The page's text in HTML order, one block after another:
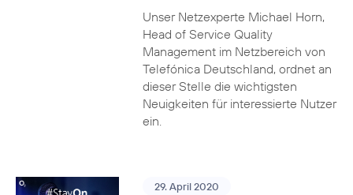
Unser Netzexperte Michael Horn,
Head of Service Quality
Management im Netzbereich von
Telefónica Deutschland, ordnet an
dieser Stelle die wichtigsten
Neuigkeiten für interessierte Nutzer
ein.
29. April 2020